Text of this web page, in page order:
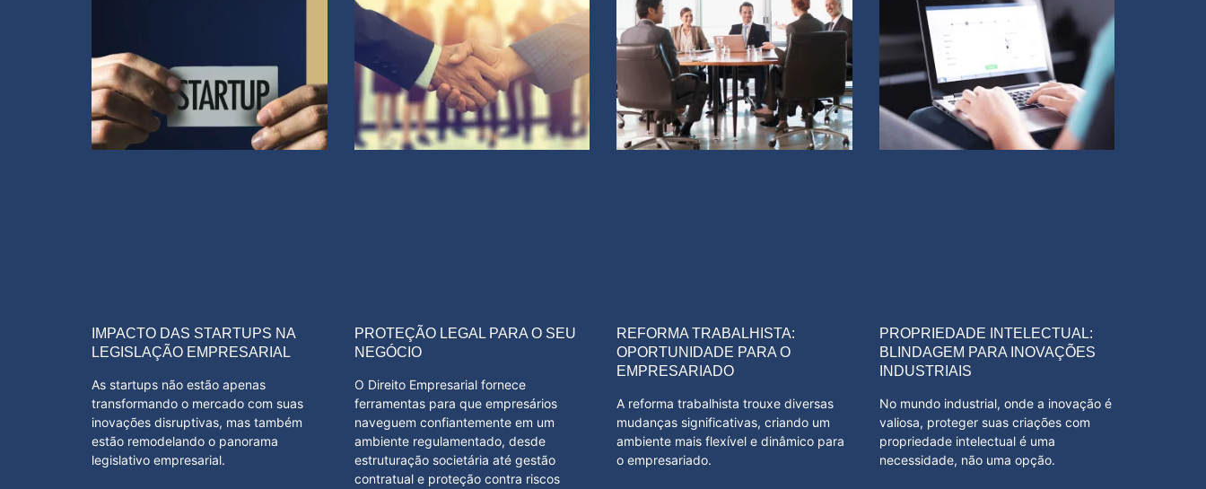
IMPACTO DAS STARTUPS NA
LEGISLAÇÃO EMPRESARIAL
As startups não estão apenas
transformando o mercado com suas
inovações disruptivas, mas também
estão remodelando o panorama
legislativo empresarial.
PROTEÇÃO LEGAL PARA O SEU
NEGÓCIO
O Direito Empresarial fornece
ferramentas para que empresários
naveguem confiantemente em um
ambiente regulamentado, desde
estruturação societária até gestão
contratual e proteção contra riscos
REFORMA TRABALHISTA:
OPORTUNIDADE PARA O
EMPRESARIADO
A reforma trabalhista trouxe diversas
mudanças significativas, criando um
ambiente mais flexível e dinâmico para
o empresariado.
PROPRIEDADE INTELECTUAL:
BLINDAGEM PARA INOVAÇÕES
INDUSTRIAIS
No mundo industrial, onde a inovação é
valiosa, proteger suas criações com
propriedade intelectual é uma
necessidade, não uma opção.